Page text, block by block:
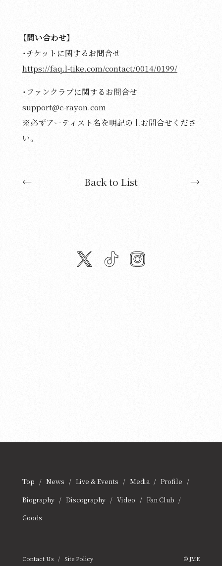
【問い合わせ】
・チケットに関するお問合せ
https://faq.l-tike.com/contact/0014/0199/
・ファンクラブに関するお問合せ
support@c-rayon.com
※必ずアーティスト名を明記の上お問合せくださ
い。
← Back to List →
Top News Live & Events Media
Profile
Biography
Discography Video
Fan Club
Goods
Contact Us Site Policy © JME